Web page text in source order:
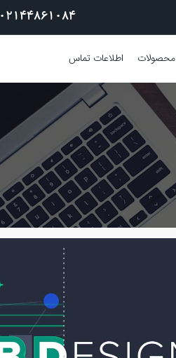
02144861084
محصولات اطلاعات تماس